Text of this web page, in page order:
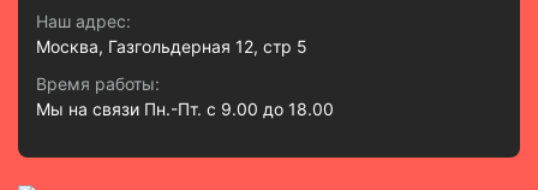
Наш адрес:
Москва, Газгольдерная 12, стр 5
Время работы:
Мы на связи Пн.-Пт. с 9.00 до 18.00